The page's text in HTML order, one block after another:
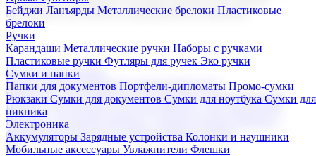
Бейджи Ланъярды Металлические брелоки Пластиковые
брелоки
Ручки
Карандаши Металлические ручки Наборы с ручками
Пластиковые ручки Футляры для ручек Эко ручки
Сумки и папки
Папки для документов Портфели-дипломаты Промо-сумки
Рюкзаки Сумки для документов Сумки для ноутбука Сумки для
пикника
Электроника
Аккумуляторы Зарядные устройства Колонки и наушники
Мобильные аксессуары Увлажнители Флешки
продукцию для бизнеса, мероприятия и клиентов.
Подарочные наборы
Бизнес наборыКофейные наборы Кошельки
Наборы из кожиНаборы ручекНаборы с аккумуляторами
Наборы с бутылками для воды
Наборы с ежедневниками
Наборы с кружками
флешкамиНовогодние наборыЧайные наборы